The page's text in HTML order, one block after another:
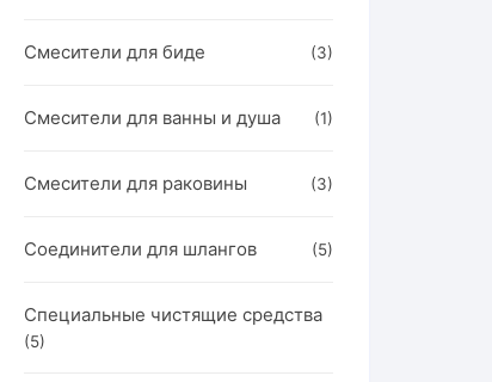
Смесители для биде (3)
Смесители для ванны и душа (1)
Смесители для раковины (3)
Соединители для шлангов (5)
Специальные чистящие средства
(5)